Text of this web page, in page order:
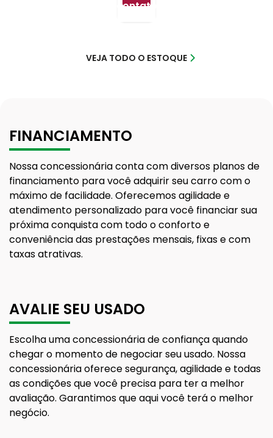
contato
VEJA TODO O ESTOQUE
FINANCIAMENTO
Nossa concessionária conta com diversos planos de
financiamento para você adquirir seu carro com o
máximo de facilidade. Oferecemos agilidade e
atendimento personalizado para você financiar sua
próxima conquista com todo o conforto e
conveniência das prestações mensais, fixas e com
taxas atrativas.
AVALIE SEU USADO
Escolha uma concessionária de confiança quando
chegar o momento de negociar seu usado. Nossa
concessionária oferece segurança, agilidade e todas
as condições que você precisa para ter a melhor
avaliação. Garantimos que aqui você terá o melhor
negócio.